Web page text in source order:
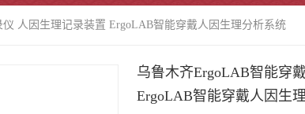
人因生理记录装置 ErgoLAB智能穿戴人因生理分析系统
乌鲁木齐ErgoLAB智能穿
ErgoLAB智能穿戴人因生